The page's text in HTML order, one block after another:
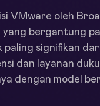
VMware oleh
bergantung
paling signifikan
dan layanan
dengan model